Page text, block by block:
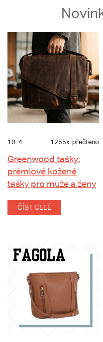
10. 4. 1255x přečteno
Greenwood tašky:
prémiové kožené
tašky pro muže a ženy
ČÍST CELÉ